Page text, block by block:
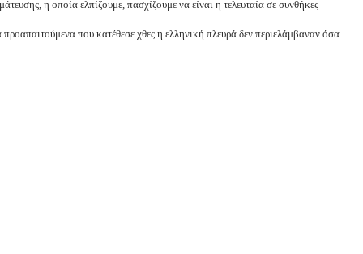
η οποία ελπίζουμε, πασχίζουμε να είναι η τελευταία σε συνθήκες
που κατέθεσε χθες η ελληνική πλευρά δεν περιελάμβαναν όσα